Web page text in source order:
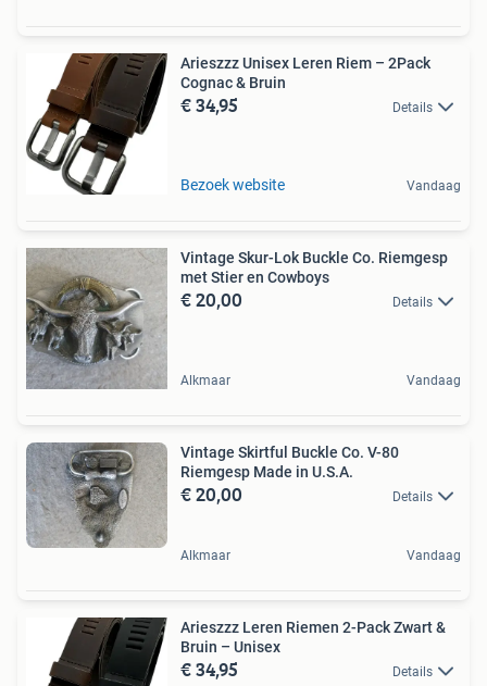
Arieszzz Unisex Leren Riem – 2Pack
Cognac & Bruin
€ 34,95 Details
Bezoek website Vandaag
Vintage Skur-Lok Buckle Co. Riemgesp
met Stier en Cowboys
€ 20,00 Details
Alkmaar Vandaag
Vintage Skirtful Buckle Co. V-80
Riemgesp Made in U.S.A.
€ 20,00 Details
Alkmaar Vandaag
Arieszzz Leren Riemen 2-Pack Zwart &
Bruin – Unisex
€ 34,95 Details